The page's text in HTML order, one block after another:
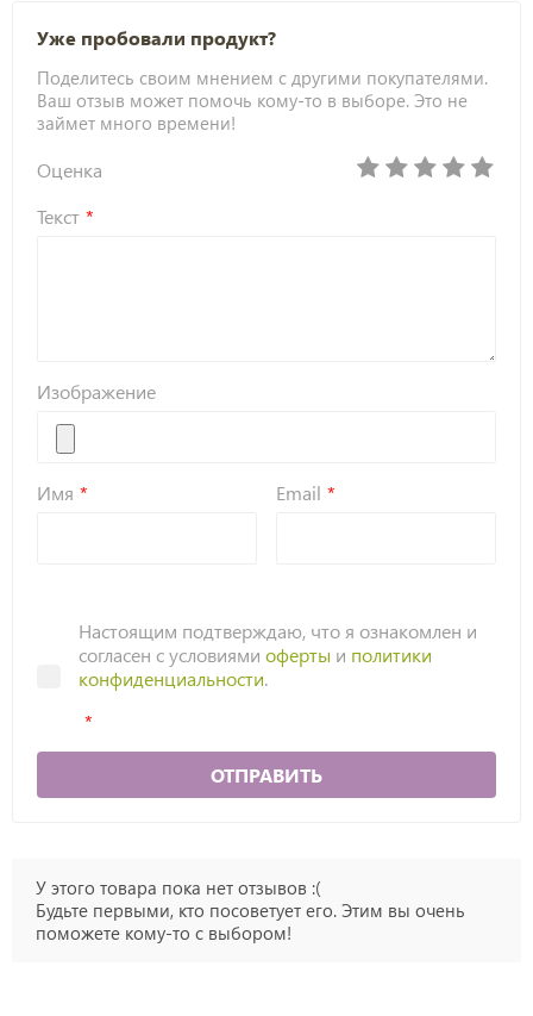
Уже пробовали продукт?
Поделитесь своим мнением с другими покупателями.
Ваш отзыв может помочь кому-то в выборе. Это не
займет много времени!
Оценка
Текст
Изображение
Имя Email
Настоящим подтверждаю, что я ознакомлен и
согласен с условиями оферты и политики
конфиденциальности.
ОТПРАВИТЬ
У этого товара пока нет отзывов :(
Будьте первыми, кто посоветует его. Этим вы очень
поможете кому-то с выбором!